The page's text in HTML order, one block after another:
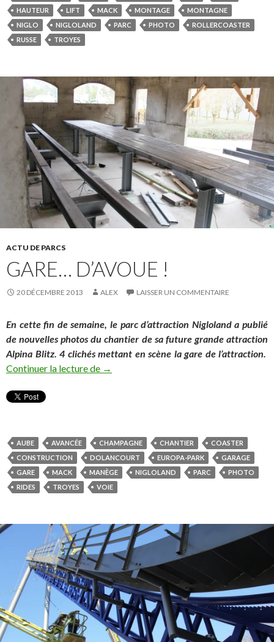
HAUTEUR
LIFT MACK MONTAGE
MONTAGNE
NIGLO
NIGLOLAND PARC PHOTO
ROLLERCOASTER
RUSSE
TROYES
ACTU DE PARCS
GARE… D’AVOUE !
20 DÉCEMBRE 2013 ALEX LAISSER UN COMMENTAIRE
En cette fin de semaine, le parc d’attraction Nigloland a publié
de nouvelles photos du chantier de sa future grande attraction
Alpina Blitz. 4 clichés mettant en scène la gare de l’attraction.
Continuer la lecture de Gare… d’avoue !
→
AUBE AVANCÉE CHAMPAGNE CHANTIER
COASTER
CONSTRUCTION
DOLANCOURT EUROPA-PARK
GARAGE
GARE
MACK MANÈGE NIGLOLAND PARC
PHOTO
RIDES
TROYES VOIE